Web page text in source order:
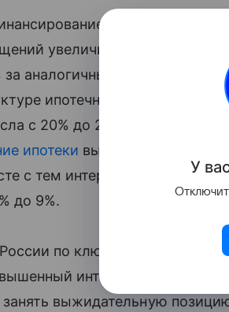
увеличилась более чем в
аналогичный период 2026
ипотечных продуктов, в
с 20% до 24%. При этом в
ипотеки выросло на 71% по
с тем интерес к
до 9%.
по ключевой ставке,
интерес к
выжидательную
У